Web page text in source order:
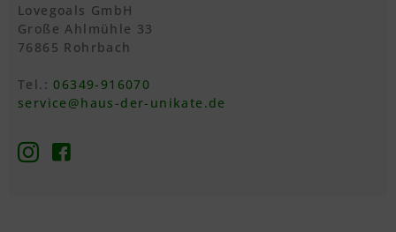
Lovegoals GmbH
Große Ahlmühle 33
76865 Rohrbach
Tel.:06349-916070
service@haus-der-unikate.de